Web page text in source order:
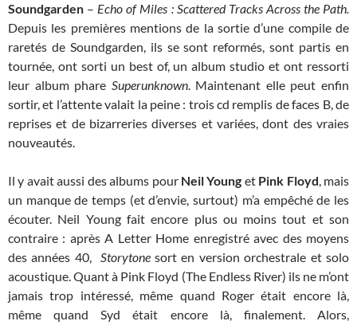
Soundgarden – Echo of Miles : Scattered Tracks Across the Path.
Depuis les premières mentions de la sortie d’une compile de
raretés de Soundgarden, ils se sont reformés, sont partis en
tournée, ont sorti un best of, un album studio et ont ressorti
leur album phare Superunknown. Maintenant elle peut enfin
sortir, et l’attente valait la peine : trois cd remplis de faces B, de
reprises et de bizarreries diverses et variées, dont des vraies
nouveautés.
Il y avait aussi des albums pour Neil Young et Pink Floyd, mais
un manque de temps (et d’envie, surtout) m’a empêché de les
écouter. Neil Young fait encore plus ou moins tout et son
contraire : après A Letter Home enregistré avec des moyens
des années 40, Storytonesort en version orchestrale et solo
acoustique. Quant à Pink Floyd (The Endless River) ils ne m’ont
jamais trop intéressé, même quand Roger était encore là,
même quand Syd était encore là, finalement. Alors,